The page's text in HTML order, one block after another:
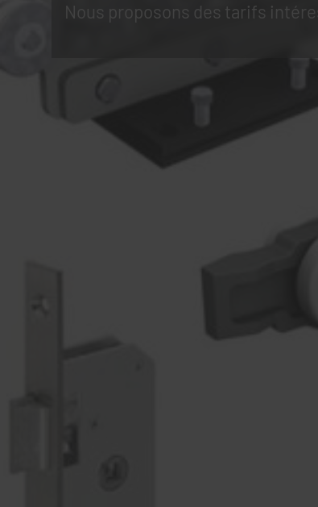
Nous proposons des tarifs